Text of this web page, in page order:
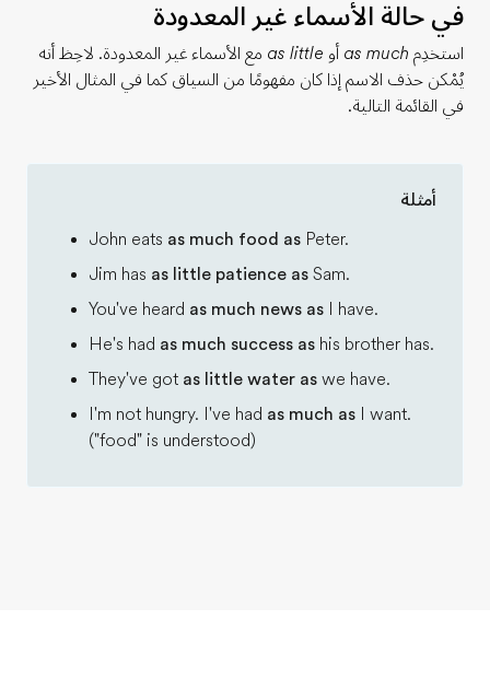
في حالة الأسماء غير المعدودة
استخدِم as much أو as little مع الأسماء غير المعدودة. لاحِظ أنه
يُمْكن حذف الاسم إذا كان مفهومًا من السياق كما في المثال الأخير
في القائمة التالية.
أمثلة
John eats as much food as Peter.
Jim has as little patience as Sam.
You've heard as much news as I have.
He's had as much success as his brother has.
They've got as little water as we have.
I'm not hungry. I've had as much as I want.
("food" is understood)